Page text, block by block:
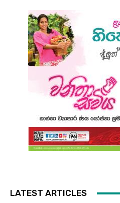
LATEST ARTICLES